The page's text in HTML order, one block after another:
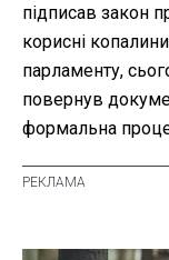
підписав закон
корисні
парламенту,
повернув
формальна